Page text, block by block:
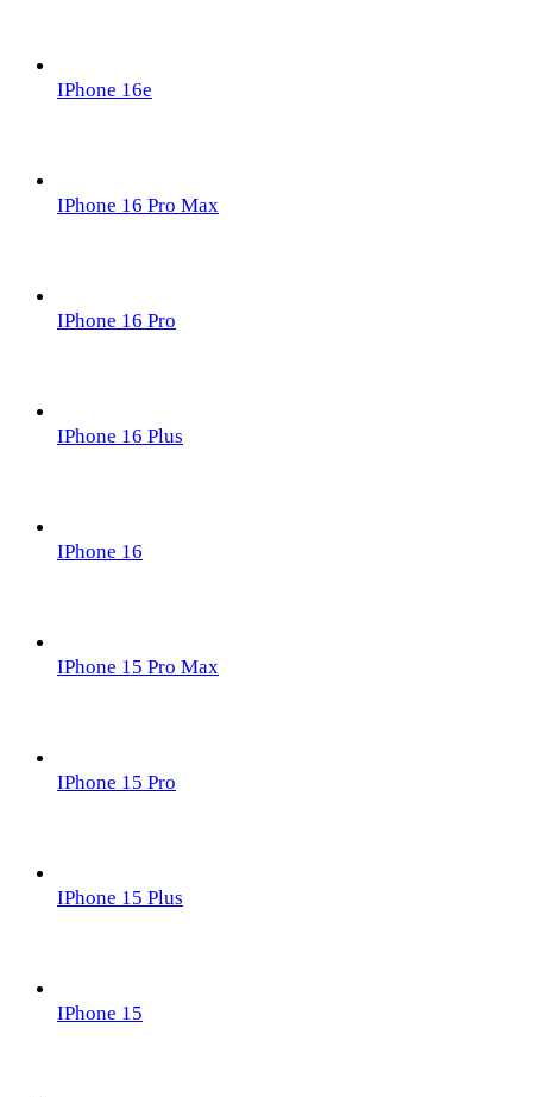
IPhone 16e
IPhone 16 Pro Max
IPhone 16 Pro
IPhone 16 Plus
IPhone 16
IPhone 15 Pro Max
IPhone 15 Pro
IPhone 15 Plus
IPhone 15